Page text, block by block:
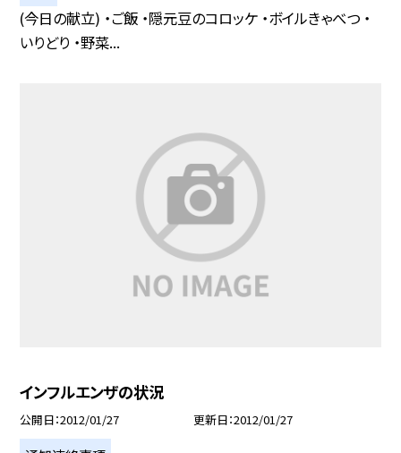
(今日の献立) ・ご飯 ・隠元豆のコロッケ ・ボイルきゃべつ ・
いりどり ・野菜...
インフルエンザの状況
公開日 2012/01/27 更新日 2012/01/27